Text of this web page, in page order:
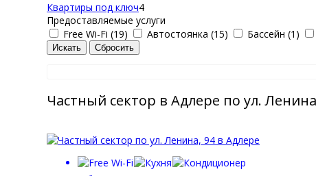
Квартиры под ключ4
Предоставляемые услуги
Free Wi-Fi (19)
Автостоянка (15) Бассейн (1)
Частный сектор в Адлере по ул.